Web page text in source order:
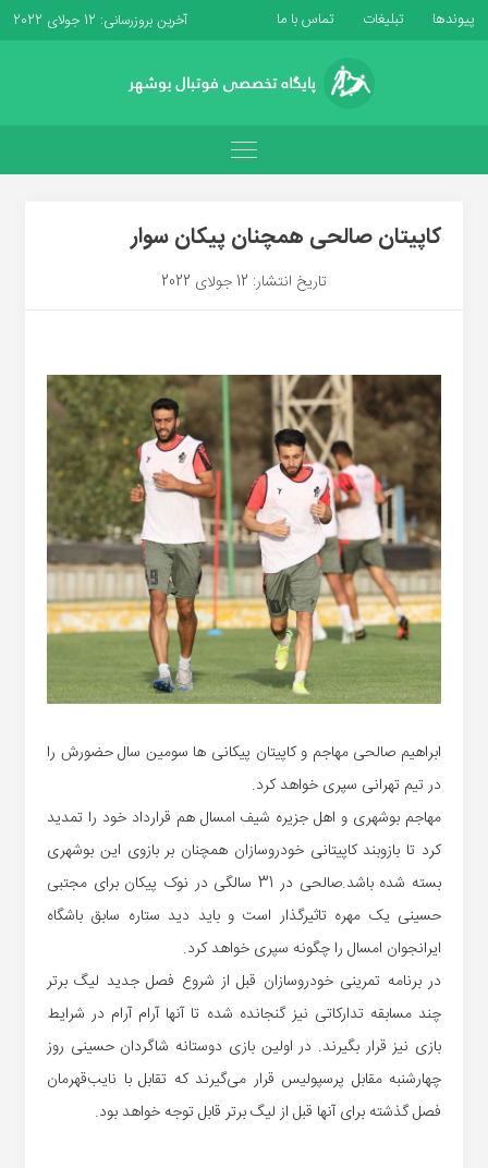
پیوندها تبلیغات تماس با ما آخرین بروزرسانی: 12 جولای 2022
کاپیتان صالحی همچنان پیکان سوار
تاریخ انتشار: 12 جولای 2022
ابراهیم صالحی مهاجم و کاپیتان پیکانی ها سومین سال حضورش را
در تیم تهرانی سپری خواهد کرد.
مهاجم بوشهری و اهل جزیره شیف امسال هم قرارداد خود را تمدید
کرد تا بازوبند کاپیتانی خودروسازان همچنان بر بازوی این بوشهری
بسته شده باشد.صالحی در 31 سالگی در نوک پیکان برای مجتبی
حسینی یک مهره تاثیرگذار است و باید دید ستاره سابق باشگاه
ایرانجوان امسال را چگونه سپری خواهد کرد.
در برنامه تمرینی خودروسازان قبل از شروع فصل جدید لیگ برتر
چند مسابقه تدارکاتی نیز گنجانده شده تا آنها آرام آرام در شرایط
بازی نیز قرار بگیرند. در اولین بازی دوستانه شاگردان حسینی روز
چهارشنبه مقابل پرسپولیس قرار می‌گیرند که تقابل با نایب‌قهرمان
فصل گذشته برای آنها قبل از لیگ برتر قابل توجه خواهد بود.